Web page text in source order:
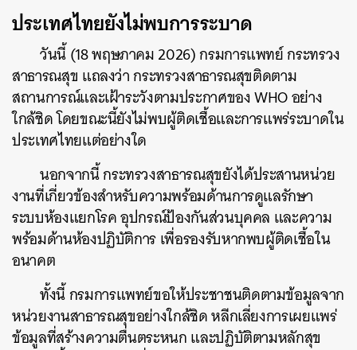
ประเทศไทยยังไม่พบการระบาด
วันนี้ (18 พฤษภาคม 2026) กรมการแพทย์ กระทรวง
สาธารณสุข แถลงว่า กระทรวงสาธารณสุขติดตาม
สถานการณ์และเฝ้าระวังตามประกาศของ WHO อย่าง
ใกล้ชิด โดยขณะนี้ยังไม่พบผู้ติดเชื้อและการแพร่ระบาดใน
ประเทศไทยแต่อย่างใด
นอกจากนี้ กระทรวงสาธารณสุขยังได้ประสานหน่วย
งานที่เกี่ยวข้องสำหรับความพร้อมด้านการดูแลรักษา
ระบบห้องแยกโรค อุปกรณ์ป้องกันส่วนบุคคล และความ
พร้อมด้านห้องปฏิบัติการ เพื่อรองรับหากพบผู้ติดเชื้อใน
อนาคต
ทั้งนี้ กรมการแพทย์ขอให้ประชาชนติดตามข้อมูลจาก
หน่วยงานสาธารณสุขอย่างใกล้ชิด หลีกเลี่ยงการเผยแพร่
ข้อมูลที่สร้างความตื่นตระหนก และปฏิบัติตามหลักสุข